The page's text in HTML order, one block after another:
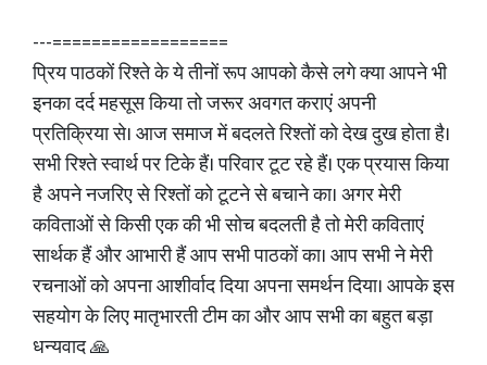
---==================
प्रिय पाठकों रिश्ते के ये तीनों रूप आपको कैसे लगे क्या आपने भी
इनका दर्द महसूस किया तो जरूर अवगत कराएं अपनी
प्रतिक्रिया से। आज समाज में बदलते रिश्तों को देख दुख होता है।
सभी रिश्ते स्वार्थ पर टिके हैं। परिवार टूट रहे हैं। एक प्रयास किया
है अपने नजरिए से रिश्तों को टूटने से बचाने का। अगर मेरी
कविताओं से किसी एक की भी सोच बदलती है तो मेरी कविताएं
सार्थक हैं और आभारी हैं आप सभी पाठकों का। आप सभी ने मेरी
रचनाओं को अपना आशीर्वाद दिया अपना समर्थन दिया। आपके इस
सहयोग के लिए मातृभारती टीम का और आप सभी का बहुत बड़ा
धन्यवाद 🙏